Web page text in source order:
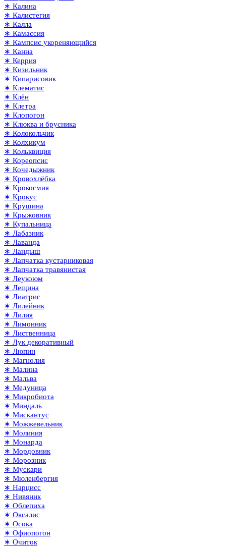
∗ Калина
∗ Калистегия
∗ Калла
∗ Камассия
∗ Кампсис укореняющийся
∗ Канна
∗ Керрия
∗ Кизильник
∗ Кипарисовик
∗ Клематис
∗ Клён
∗ Клетра
∗ Клопогон
∗ Клюква и брусника
∗ Колокольчик
∗ Колхикум
∗ Кольквиция
∗ Кореопсис
∗ Кочедыжник
∗ Кровохлёбка
∗ Крокосмия
∗ Крокус
∗ Крушина
∗ Крыжовник
∗ Купальница
∗ Лабазник
∗ Лаванда
∗ Ландыш
∗ Лапчатка кустарниковая
∗ Лапчатка травянистая
∗ Леукоюм
∗ Лещина
∗ Лиатрис
∗ Лилейник
∗ Лилия
∗ Лимонник
∗ Лиственница
∗ Лук декоративный
∗ Люпин
∗ Магнолия
∗ Малина
∗ Мальва
∗ Медуница
∗ Микробиота
∗ Миндаль
∗ Мискантус
∗ Можжевельник
∗ Молиния
∗ Монарда
∗ Мордовник
∗ Морозник
∗ Мускари
∗ Мюленбергия
∗ Нарцисс
∗ Нивяник
∗ Облепиха
∗ Оксалис
∗ Осока
∗ Офиопогон
∗ Очиток